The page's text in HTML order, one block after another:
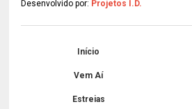
Desenvolvido por: Projetos I.D.
Início
Vem Aí
Estreias